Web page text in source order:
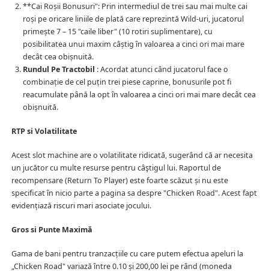
**Cai Roșii Bonusuri": Prin intermediul de trei sau mai multe cai
roși pe oricare liniile de plată care reprezintă Wild-uri, jucatorul
primește 7 – 15 "caile liber" (10 rotiri suplimentare), cu
posibilitatea unui maxim câștig în valoarea a cinci ori mai mare
decât cea obișnuită.
Rundul Pe Tractobil : Acordat atunci când jucatorul face o
combinație de cel puțin trei piese caprine, bonusurile pot fi
reacumulate până la opt în valoarea a cinci ori mai mare decât cea
obișnuită.
RTP si Volatilitate
Acest slot machine are o volatilitate ridicată, sugerând că ar necesita
un jucător cu multe resurse pentru câştigul lui. Raportul de
recompensare (Return To Player) este foarte scăzut și nu este
specificat în nicio parte a pagina sa despre "Chicken Road". Acest fapt
evidențiază riscuri mari asociate jocului.
Gros si Punte Maximă
Gama de bani pentru tranzacțiile cu care putem efectua apeluri la
„Chicken Road" variază între 0.10 și 200,00 lei pe rând (moneda